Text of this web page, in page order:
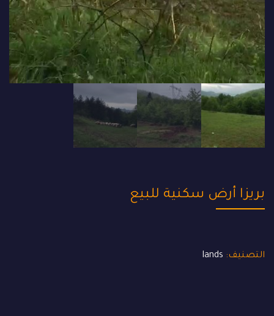
بريزا ️أرض سكنية للبيع
التصنيف: lands